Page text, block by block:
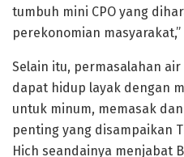
tumbuh mini CPO yang
perekonomian
Selain itu, permasalahan
dapat hidup layak dengan
untuk minum, memasak
penting yang disampaikan
Hich seandainya menjabat